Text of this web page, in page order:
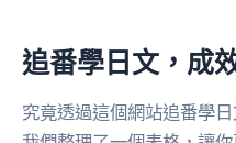
追番學日文，成
究竟透過這個網站追番學